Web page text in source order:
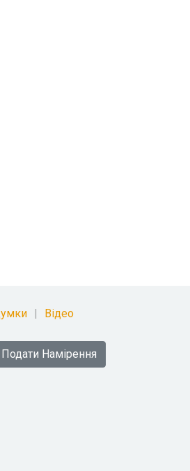
Відео
Подати Намірення